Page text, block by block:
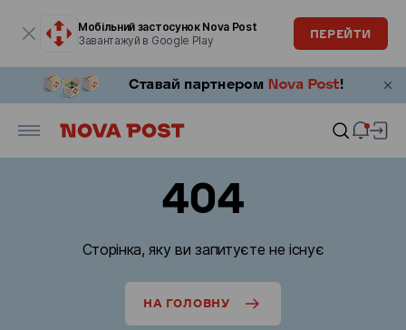
Мобільний застосунок Nova Post
Завантажуй в Google Play
ПЕРЕЙТИ
404
Сторінка, яку ви запитуєте не існує
НА ГОЛОВНУ